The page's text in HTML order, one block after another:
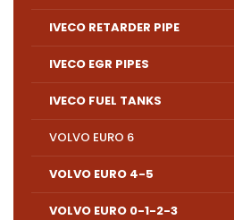
IVECO RETARDER PIPE
IVECO EGR PIPES
IVECO FUEL TANKS
VOLVO EURO 6
VOLVO EURO 4-5
VOLVO EURO 0-1-2-3